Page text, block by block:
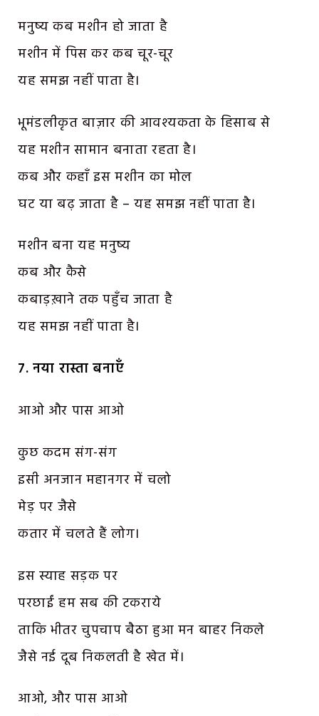
मनुष्य कब मशीन हो जाता है
मशीन में पिस कर कब चूर-चूर
यह समझ नहीं पाता है।
भूमंडलीकृत बाज़ार की आवश्यकता के हिसाब से
यह मशीन सामान बनाता रहता है।
कब और कहाँ इस मशीन का मोल
घट या बढ़ जाता है – यह समझ नहीं पाता है।
मशीन बना यह मनुष्य
कब और कैसे
कबाड़ख़ाने तक पहुँच जाता है
यह समझ नहीं पाता है।
७. नया रास्ता बनाएँ
आओ और पास आओ
कुछ कदम संग-संग
इसी अनजान महानगर में चलो
मेड़ पर जैसे
कतार में चलते हैं लोग।
इस स्याह सड़क पर
परछाईं हम सब की टकराये
ताकि भीतर चुपचाप बैठा हुआ मन बाहर निकले
जैसे नई दूब निकलती है खेत में।
आओ, और पास आओ